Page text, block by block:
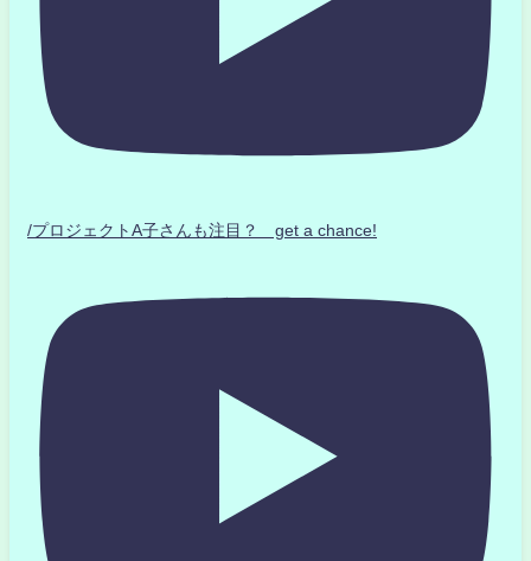
/プロジェクトA子さんも注目？ get a chance!